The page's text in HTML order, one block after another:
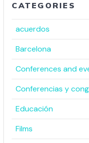
CATEGORIES
acuerdos
Barcelona
Conferences and
Conferencias y
Educación
Films